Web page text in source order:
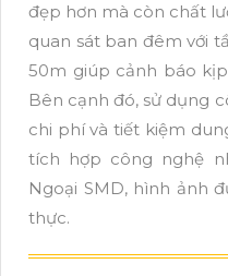
đẹp hơn mà còn chất
quan sát ban đêm với
50m giúp cảnh báo
Bên cạnh đó, sử dụng
chi phí và tiết kiệm
tích hợp công nghệ
Ngoại SMD, hình ảnh
thực.